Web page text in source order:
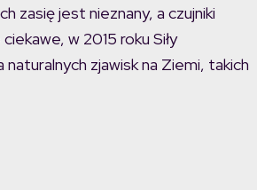
zasię jest nieznany, a czujniki
w 2015 roku Siły
zjawisk na Ziemi, takich